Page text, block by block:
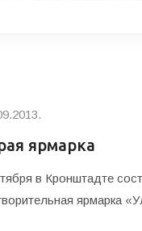
ярмарка
в Кронштадте
ярмарка